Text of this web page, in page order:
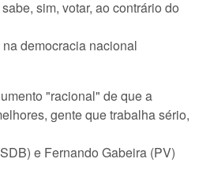
sim, votar, ao contrário do
democracia nacional
"racional" de que a
gente que trabalha sério,
e Fernando Gabeira (PV)